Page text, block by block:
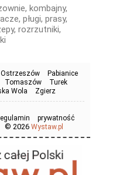
kombajny,
pługi, prasy,
rozrzutniki,
Ostrzeszów
Pabianice
Tomaszów
Turek
Wola Zgierz
prywatność
© 2026 Wystaw.pl